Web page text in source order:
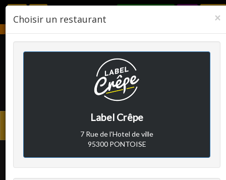
LABEL CRÊPE
×
Choisir un restaurant
Label Crêpe
7 Rue de l'Hotel de ville
95300 PONTOISE